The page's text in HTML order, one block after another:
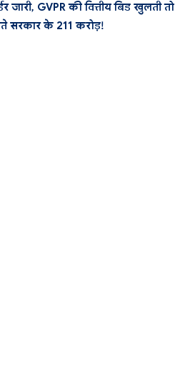
जारी, GVPR की वित्तीय बिड खुलती तो
सरकार के 211 करोड़!